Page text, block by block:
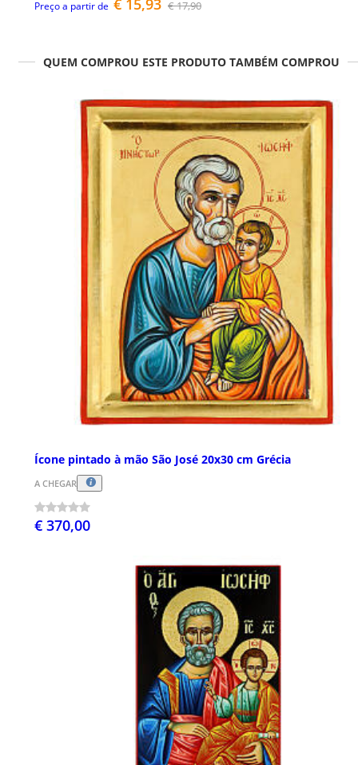
Preço a partir de € 17,90
QUEM COMPROU ESTE PRODUTO TAMBÉM COMPROU
Ícone pintado à mão São José 20x30 cm Grécia
A CHEGAR
€ 370,00